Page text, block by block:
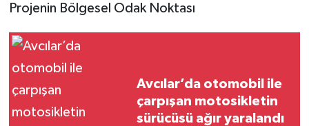
Projenin Bölgesel Odak Noktası
Avcılar’da otomobil ile
çarpışan motosikletin
sürücüsü ağır yaralandı